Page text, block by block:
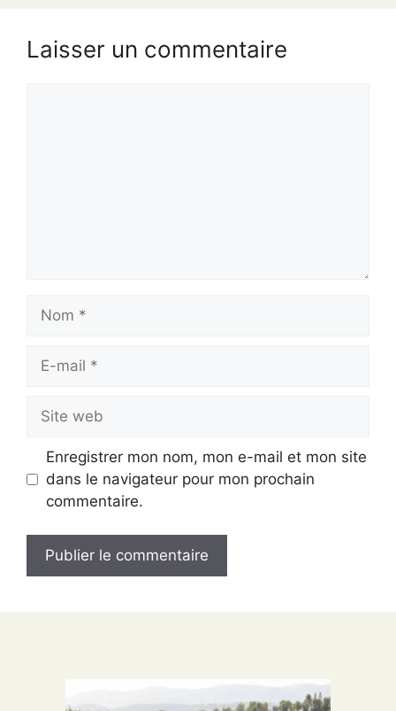
Laisser un commentaire
mail
web
Enregistrer mon nom, mon e-mail et mon site
dans le navigateur pour mon prochain
commentaire.